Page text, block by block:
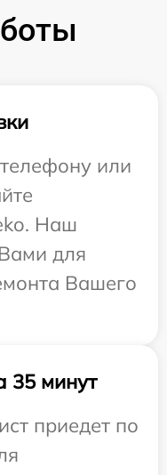
или
Наш
для
Вашего
35 минут
приедет по